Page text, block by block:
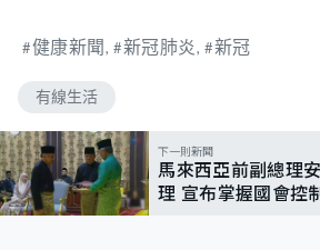
健康新聞 新冠肺炎 新冠
有線生活
下一則新聞
馬來西亞前副總理
理 宣布掌握國會控